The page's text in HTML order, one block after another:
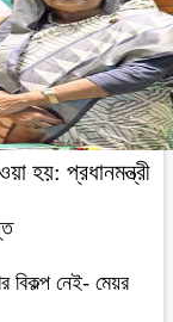
হয়: প্রধানমন্ত্রী
বিকল্প নেই- মেয়র